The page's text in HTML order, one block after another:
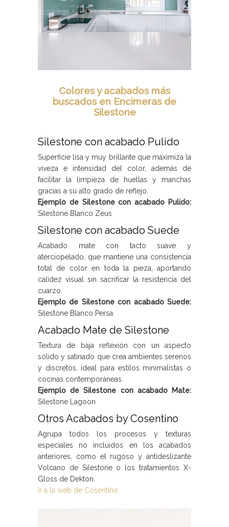
Colores y acabados más
buscados en Encimeras de
Silestone
Silestone con acabado Pulido
Superficie lisa y muy brillante que maximiza la
viveza e intensidad del color, además de
facilitar la limpieza de huellas y manchas
gracias a su alto grado de reflejo.
Ejemplo de Silestone con acabado Pulido:
Silestone Blanco Zeus
Silestone con acabado Suede
Acabado mate con tacto suave y
aterciopelado, que mantiene una consistencia
total de color en toda la pieza, aportando
calidez visual sin sacrificar la resistencia del
cuarzo.
Ejemplo de Silestone con acabado Suede:
Silestone Blanco Persa
Acabado Mate de Silestone
Textura de baja reflexión con un aspecto
sólido y satinado que crea ambientes serenos
y discretos, ideal para estilos minimalistas o
cocinas contemporáneas.
Ejemplo de Silestone con acabado Mate:
Silestone Lagoon
Otros Acabados by Cosentino
Agrupa todos los procesos y texturas
especiales no incluidos en los acabados
anteriores, como el rugoso y antideslizante
Volcano de Silestone o los tratamientos X-
Gloss de Dekton.
Ir a la web de Cosentino